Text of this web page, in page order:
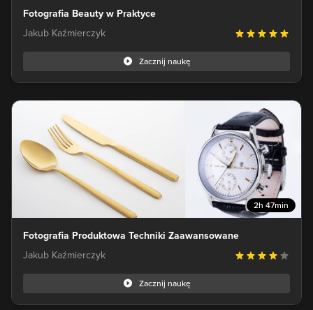
Fotografia Beauty w Praktyce
Jakub Kaźmierczyk
Zacznij naukę
2h 47min
Fotografia Produktowa Techniki Zaawansowane
Jakub Kaźmierczyk
Zacznij naukę